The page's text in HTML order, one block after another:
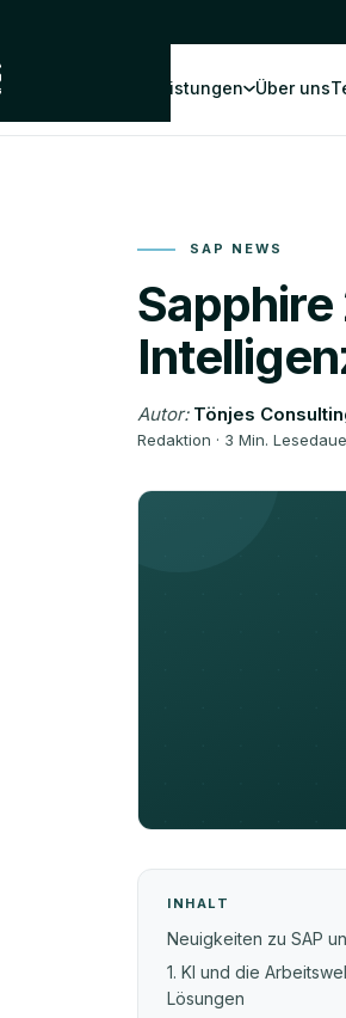
Leistungen Über uns
SAP NEWS
Autor:Tönjes
Redaktion · 3 Min.
INHALT
Neuigkeiten zu SAP
1. KI und die
Lösungen